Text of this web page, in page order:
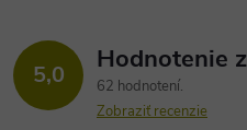
5,0 Hodnotenie
62 hodnotení
Zobraziť recenzie